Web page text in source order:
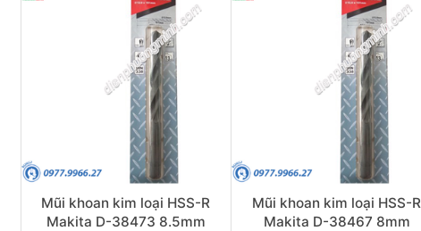
Mũi khoan kim loại HSS-R
Makita D-38473 8.5mm
Mũi khoan kim loại HSS-R
Makita D-38467 8mm